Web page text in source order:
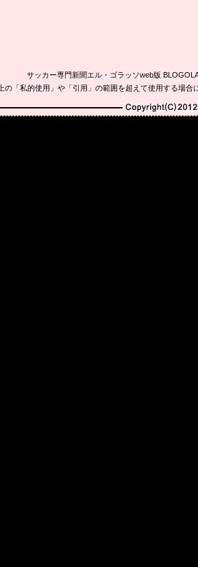
サッカー専門新聞エル・ゴラッソweb版
の「私的使用」や「引用」の範囲を超えて使用する場
Copyright(C)2010-